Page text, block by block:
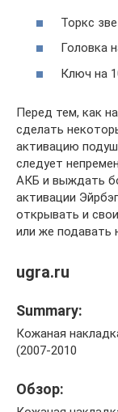
Торкс
Головка
Ключ на
Перед тем, как
сделать
активацию
следует
АКБ и выждать
активации
открывать и
или же подавать
ugra.ru
Summary:
Кожаная
(2007-2010
Обзор: